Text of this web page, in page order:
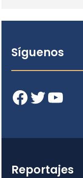
Síguenos
Facebook Twitter YouTube
Reportajes